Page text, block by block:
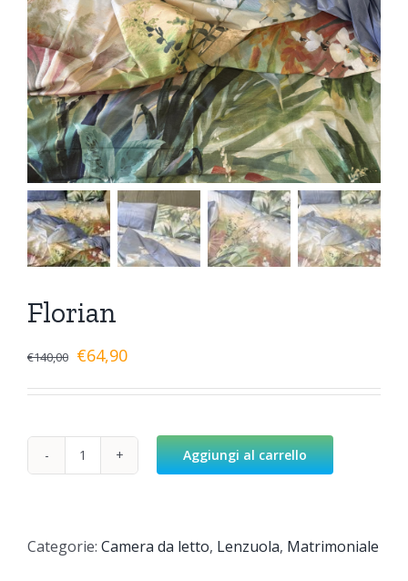
Florian
€140,00 €64,90
Florian
Aggiungi al carrello
Categorie: Camera da letto, Lenzuola, Matrimoniale